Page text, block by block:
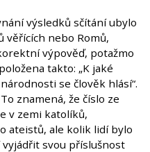
výsledků sčítání ubylo
nebo Romů,
výpověď, potažmo
takto: „K jaké
se člověk hlásí“.
znamená, že číslo ze
v zemi katolíků,
ateistů, ale kolik lidí bylo
svou příslušnost